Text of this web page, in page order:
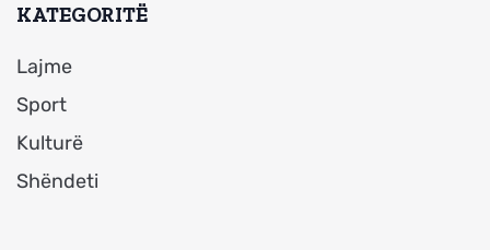
KATEGORITË
Lajme
Sport
Kulturë
Shëndeti